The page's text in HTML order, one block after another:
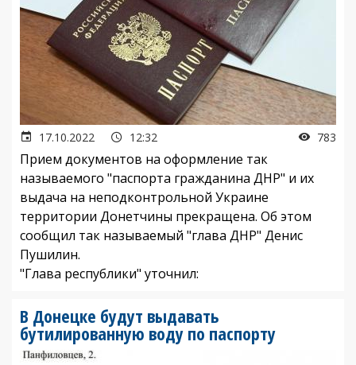
17.10.2022 12:32 783
Прием документов на оформление так
называемого "паспорта гражданина ДНР" и их
выдача на неподконтрольной Украине
территории Донетчины прекращена. Об этом
сообщил так называемый "глава ДНР" Денис
Пушилин.
"Глава республики" уточнил:
В Донецке будут выдавать
бутилированную воду по паспорту